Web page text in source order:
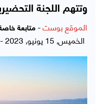
وتتهم اللجنة
الموقع بوست- متابعة
الخميس, 15 يونيو, 2023 - 01:29 صباحاً